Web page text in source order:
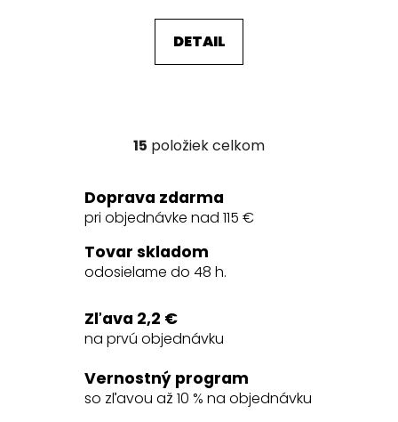
DETAIL
O
l
á
a
c
p
r
v
k
y
15 položiek celkom
Doprava zdarma
pri objednávke nad 115 €
Tovar skladom
odosielame do 48 h.
Zľava 2,2 €
na prvú objednávku
Vernostný program
so zľavou až 10 % na objednávku